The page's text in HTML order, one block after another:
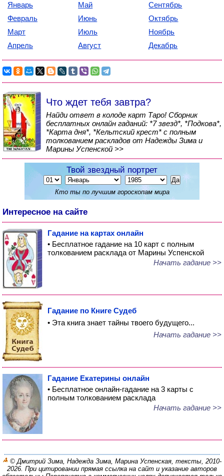
Январь
Февраль
Март
Апрель
Май
Июнь
Июль
Август
Сентябрь
Октябрь
Ноябрь
Декабрь
Что ждет тебя завтра?
Найди ответ в колоде карт Таро! Сборник
бесплатных онлайн гаданий: *7 звезд*, *Подкова*,
*Карта дня*, *Кельтский крест* с полным
толкованием раскладов от Надежды Зима и
Марины Успенской >>
Твой звездный портрет
Кто ты по лучшим гороскопам мира
Интересное на сайте
Гадание на картах онлайн
• Бесплатное гадание на 10 карт с полным
толкованием расклада от Марины Успенской
Начать гадание >>
Гадание по Книге Судеб
• Эта книга знает тайны твоего будущего...
Начать гадание >>
Гадание Екатерины онлайн
• Бесплатное онлайн-гадание на 3 карты с
полным толкованием расклада
Начать гадание >>
© Дмитрий Зима, Надежда Зима, Марина Успенская, тексты, 2010-
2026. При цитировании прямая ссылка на сайт и указание авторов